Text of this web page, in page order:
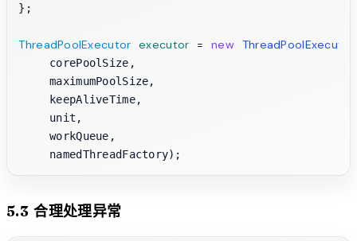
};
ThreadPoolExecutor executor = new ThreadPoolExecutor
    corePoolSize,
    maximumPoolSize,
    keepAliveTime,
    unit,
    workQueue,
5.3 合理处理异常